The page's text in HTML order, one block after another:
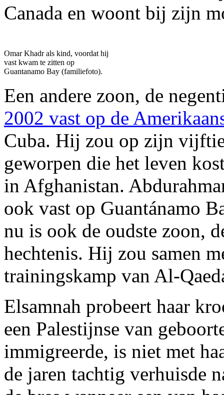
Canada en woont bij zijn
Omar Khadr als kind, voordat hij
vast kwam te zitten op
Guantanamo Bay (familiefoto).
Een andere zoon, de
2002 vast op de
Cuba. Hij zou op zijn
geworpen die het leven
in Afghanistan.
ook vast op Guantánamo
nu is ook de oudste zoon,
hechtenis. Hij zou samen
trainingskamp van Al-
Elsamnah probeert haar
een Palestijnse van
immigreerde, is niet met
de jaren tachtig verhuisde